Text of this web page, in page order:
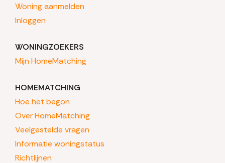
Woning aanmelden
Inloggen
WONINGZOEKERS
Mijn HomeMatching
HOMEMATCHING
Hoe het begon
Over HomeMatching
Veelgestelde vragen
Informatie woningstatus
Richtlijnen